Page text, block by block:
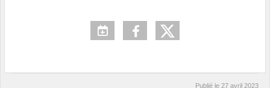
Publié le 27 avril 2023